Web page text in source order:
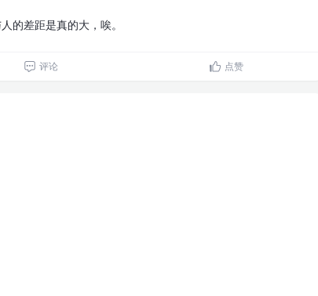
的差距是真的大，唉。
评论 点赞